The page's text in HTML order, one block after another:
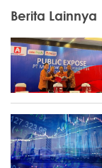
Berita Lainnya